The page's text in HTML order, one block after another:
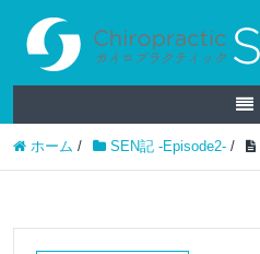
ホーム / SEN記 -Episode2- /